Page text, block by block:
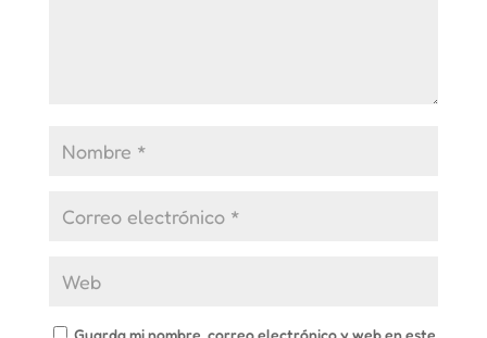
Guarda mi nombre, correo electrónico y web en este